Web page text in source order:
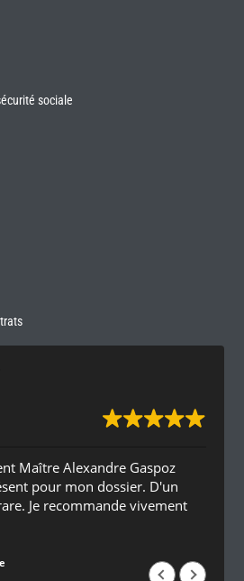
sociale
Maître Alexandre Gaspoz
pour mon dossier. D'un
Je recommande vivement